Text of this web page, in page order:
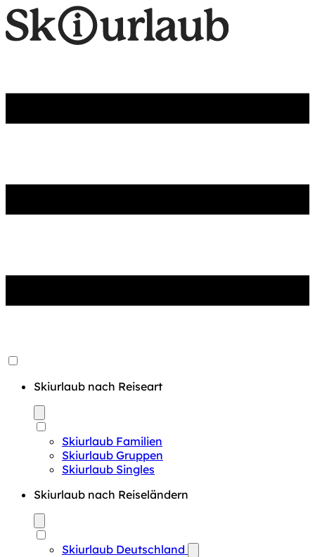
Skiurlaub nach Reiseart
Skiurlaub Familien
Skiurlaub Gruppen
Skiurlaub Singles
Skiurlaub nach Reiseländern
Skiurlaub Deutschland